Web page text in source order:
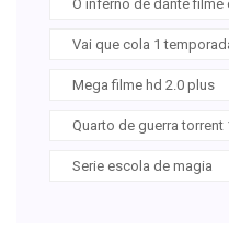
O inferno de dante
Vai que cola 1
Mega filme hd 2.0 plus
Quarto de guerra torrent
Serie escola de magia